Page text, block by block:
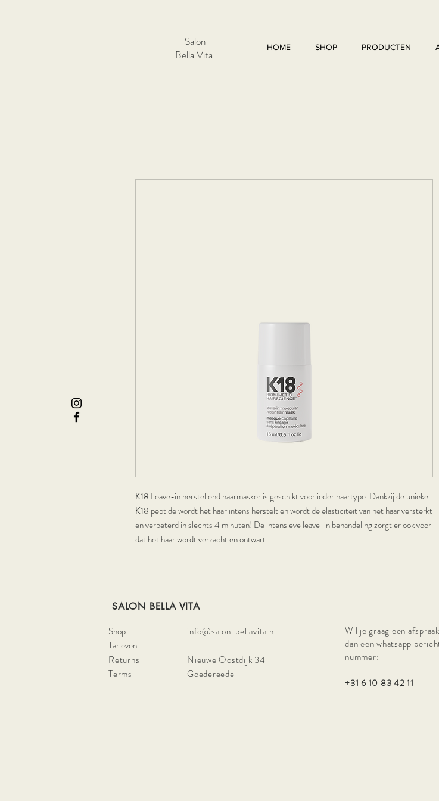
Salon
Bella Vita
HOME SHOP PRODUCTEN
K18 Leave-in herstellend haarmasker is geschikt voor ieder haartype. Dankzij de unieke
K18 peptide wordt het haar intens herstelt en wordt de elasticiteit van het haar versterkt
en verbeterd in slechts 4 minuten! De intensieve leave-in behandeling zorgt er ook voor
dat het haar wordt verzacht en ontwart.
SALON BELLA VITA
Shop
Tarieven
Returns
Terms
info@salon-bellavita.nl
Nieuwe Oostdijk 34
Goedereede
Wil je graag een
dan een whatsapp
nummer:
+31 6 10 83 42 11